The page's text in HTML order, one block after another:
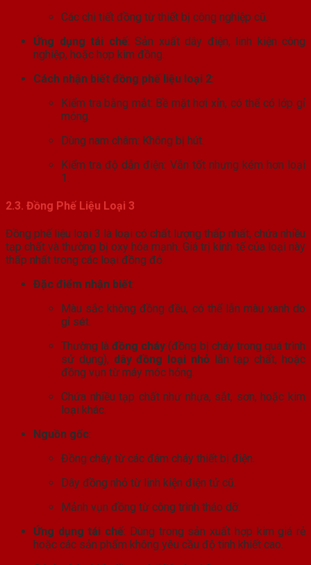
Các chi tiết đồng từ thiết bị công nghiệp cũ.
Ứng dụng tái chế: Sản xuất dây điện, linh kiện công
nghiệp, hoặc hợp kim đồng.
Cách nhận biết đồng phế liệu loại 2:
Kiểm tra bằng mắt: Bề mặt hơi xỉn, có thể có lớp gỉ
mỏng.
Dùng nam châm: Không bị hút.
Kiểm tra độ dẫn điện: Vẫn tốt nhưng kém hơn loại
1.
2.3. Đồng Phế Liệu Loại 3
Đồng phế liệu loại 3 là loại có chất lượng thấp nhất, chứa nhiều
tạp chất và thường bị oxy hóa mạnh. Giá trị kinh tế của loại này
thấp nhất trong các loại đồng đỏ.
Đặc điểm nhận biết:
Màu sắc không đồng đều, có thể lẫn màu xanh do
gỉ sét.
Thường làđồng cháy (đồng bị cháy trong quá trình
sử dụng), dây đồng loại nhỏlẫn tạp chất, hoặc
đồng vụn từ máy móc hỏng.
Chứa nhiều tạp chất như nhựa, sắt, sơn, hoặc kim
loại khác.
Nguồn gốc:
Đồng cháy từ các đám cháy thiết bị điện.
Dây đồng nhỏ từ linh kiện điện tử cũ.
Mảnh vụn đồng từ công trình tháo dỡ.
Ứng dụng tái chế: Dùng trong sản xuất hợp kim giá rẻ
hoặc các sản phẩm không yêu cầu độ tinh khiết cao.